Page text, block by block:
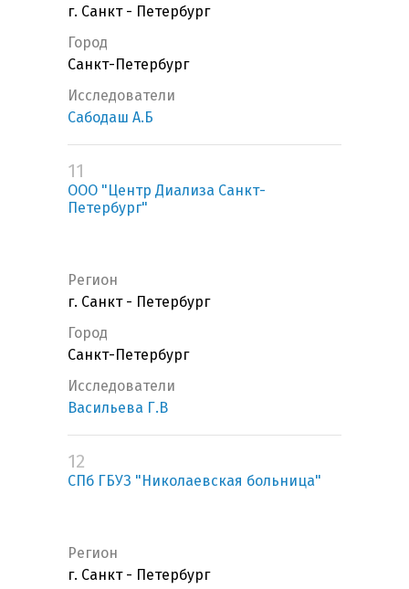
г. Санкт - Петербург
Город
Санкт-Петербург
Исследователи
Сабодаш А.Б
11
ООО "Центр Диализа Санкт-
Петербург"
Регион
г. Санкт - Петербург
Город
Санкт-Петербург
Исследователи
Васильева Г.В
12
СПб ГБУЗ "Николаевская больница"
Регион
г. Санкт - Петербург